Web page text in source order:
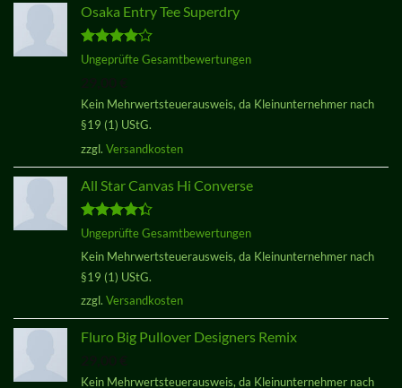
Osaka Entry Tee Superdry
Bewertet
Ungeprüfte Gesamtbewertungen
Kein Mehrwertsteuerausweis, da Kleinunternehmer nach
§19 (1) UStG.
zzgl. Versandkosten
All Star Canvas Hi Converse
Bewertet
von 5
Ungeprüfte Gesamtbewertungen
Kein Mehrwertsteuerausweis, da Kleinunternehmer nach
§19 (1) UStG.
zzgl. Versandkosten
Fluro Big Pullover Designers Remix
Kein Mehrwertsteuerausweis, da Kleinunternehmer nach